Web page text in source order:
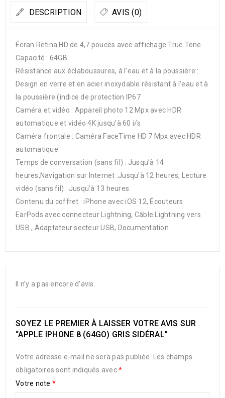
DESCRIPTION AVIS (0)
Écran Retina HD de 4,7 pouces avec affichage True Tone
Capacité : 64GB
Résistance aux éclaboussures, à l’eau et à la poussière :
Design en verre et en acier inoxydable résistant à l’eau et à
la poussière (indice de protection IP67
Caméra et vidéo : Appareil photo 12 Mpx avec HDR
automatique et vidéo 4K jusqu’à 60 i/s
Caméra frontale : Caméra FaceTime HD 7 Mpx avec HDR
automatique
Temps de conversation (sans fil) : Jusqu’à 14
heures,Navigation sur Internet :Jusqu’à 12 heures, Lecture
vidéo (sans fil) : Jusqu’à 13 heures
Contenu du coffret : iPhone avec iOS 12, Écouteurs
EarPods avec connecteur Lightning, Câble Lightning vers
USB , Adaptateur secteur USB, Documentation
Il n’y a pas encore d’avis.
SOYEZ LE PREMIER À LAISSER VOTRE AVIS SUR
“APPLE IPHONE 8 (64GO) GRIS SIDÉRAL”
Votre adresse e-mail ne sera pas publiée.
Les champs
obligatoires sont indiqués avec*
Votre note *